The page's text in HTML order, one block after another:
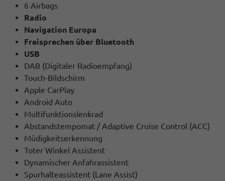
6 Airbags
Radio
Navigation Europa
Freisprechen über Bluetooth
USB
DAB (Digitaler Radioempfang)
Touch-Bildschirm
Apple CarPlay
Android Auto
Multifunktionslenkrad
Abstandstempomat / Adaptive Cruise Control (ACC)
Müdigkeitserkennung
Toter Winkel Assistent
Dynamischer Anfahrassistent
Spurhalteassistent (Lane Assist)